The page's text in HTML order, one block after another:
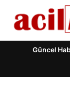
Güncel